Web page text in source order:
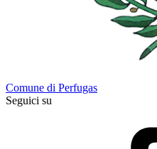
Comune di Perfugas
Seguici su